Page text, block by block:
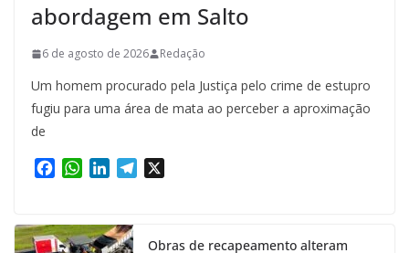
abordagem em Salto
6 de agosto de 2026 Redação
Um homem procurado pela Justiça pelo crime de estupro
fugiu para uma área de mata ao perceber a aproximação
de
e
b
W
t
s
k
e
Obras de recapeamento alteram